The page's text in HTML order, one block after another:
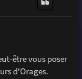
être vous poser
d'Orages.